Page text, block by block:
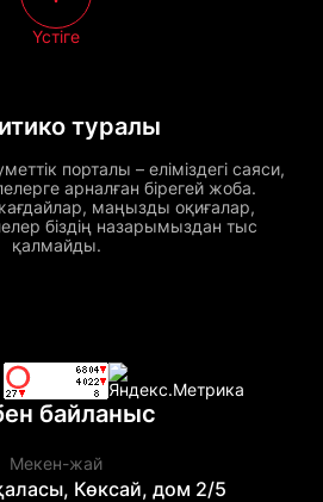
туралы
порталы – еліміздегі саяси,
арналған бірегей жоба.
жағдайлар, маңызды оқиғалар,
біздің назарымыздан тыс
қалмайды.
Үстіге
байланыс
Мекен-жай
Көксай, дом 2/5